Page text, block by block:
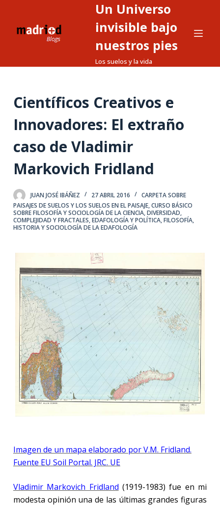
d
o
Un Universo
invisible bajo
nuestros pies
Los suelos y la vida
Científicos Creativos e
Innovadores: El extraño
caso de Vladimir
Markovich Fridland
JUAN JOSÉ IBÁÑEZ 27 ABRIL 2016
CARPETA SOBRE
PAISAJES DE SUELOS Y LOS SUELOS EN EL PAISAJE,CURSO BÁSICO
SOBRE FILOSOFÍA Y SOCIOLOGÍA DE LA CIENCIA,DIVERSIDAD,
COMPLEJIDAD Y FRACTALES,EDAFOLOGÍA Y POLÍTICA,FILOSOFÍA,
HISTORIA Y SOCIOLOGÍA DE LA EDAFOLOGÍA
Imagen de un mapa elaborado por V.M. Fridland.
Fuente EU Soil Portal. JRC. UE
Vladimir Markovich Fridland (1919-1983) fue en mi
modesta opinión una de las últimas grandes figuras